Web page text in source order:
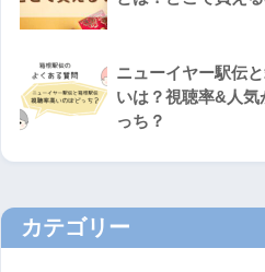
ニューイヤー駅伝
いは？視聴率&人気
っち？
カテゴリー